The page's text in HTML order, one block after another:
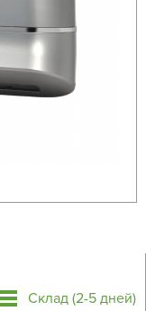
Склад (2-5 дней)